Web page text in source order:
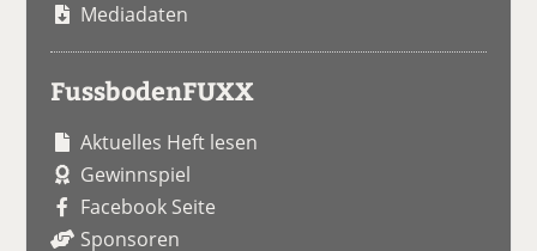
Mediadaten
FussbodenFUXX
Aktuelles Heft lesen
Gewinnspiel
Facebook Seite
Sponsoren